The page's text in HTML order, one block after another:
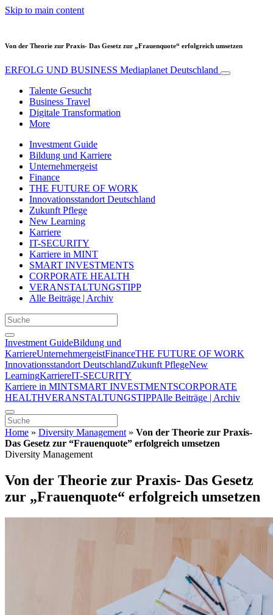
Skip to main content
Von der Theorie zur Praxis- Das Gesetz zur „Frauenquote“ erfolgreich umsetzen
ERFOLG UND BUSINESS Mediaplanet Deutschland
Talente Gesucht
Business Travel
Digitale Transformation
More
Investment Guide
Bildung und Karriere
Unternehmergeist
Finance
THE FUTURE OF WORK
Innovationsstandort Deutschland
Zukunft Pflege
New Learning
Karriere
IT-SECURITY
Karriere in MINT
SMART INVESTMENTS
CORPORATE HEALTH
VERANSTALTUNGSTIPP
Alle Beiträge | Archiv
Investment GuideBildung und
KarriereUnternehmergeistFinanceTHE FUTURE OF WORK
Innovationsstandort DeutschlandZukunft PflegeNew
LearningKarriereIT-SECURITY
Karriere in MINTSMART INVESTMENTSCORPORATE
HEALTHVERANSTALTUNGSTIPPAlle Beiträge | Archiv
Home » Diversity Management » Von der Theorie zur Praxis-
Das Gesetz zur “Frauenquote” erfolgreich umsetzen
Diversity Management
Von der Theorie zur Praxis- Das Gesetz
zur „Frauenquote“ erfolgreich umsetzen